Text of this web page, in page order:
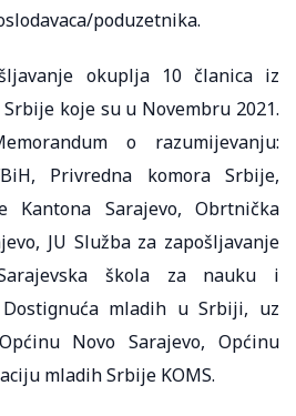
poduzetnika.
okuplja 10 članica iz
koje su u Novembru 2021.
o razumijevanju:
Privredna komora Srbije,
Kantona Sarajevo, Obrtnička
JU Služba za zapošljavanje
škola za nauku i
mladih u Srbiji, uz
Novo Sarajevo, Općinu
mladih Srbije KOMS.